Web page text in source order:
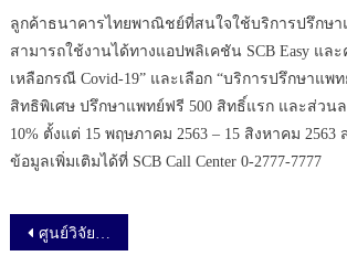
ลูกค้าธนาคารไทยพาณิชย์ที่สนใจใช้บริการปรึกษ
สามารถใช้งานได้ทางแอปพลิเคชัน SCB Easy แล
เหลือกรณี Covid-19” และเลือก “บริการปรึกษาแพ
สิทธิพิเศษ ปรึกษาแพทย์ฟรี 500 สิทธิ์แรก และส่วน
10% ตั้งแต่ 15 พฤษภาคม 2563 – 15 สิงหาคม 2563
ข้อมูลเพิ่มเติมได้ที่ SCB Call Center 0-2777-7777
เมนูนำทาง เรื่อง
ศูนย์วิจัยธนาคารออมสิน เผย “ธุรกิจขนส่งสินค้าและสุขภาพ คาดฟื้นตัวไว ส่วนธุรกิจสายการบินและอสังหาริมทรัพย์ยังเผชิญปัจจัยเสี่ยงที่รุมเร้า”